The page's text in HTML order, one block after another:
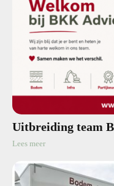
Uitbreiding team
Lees meer